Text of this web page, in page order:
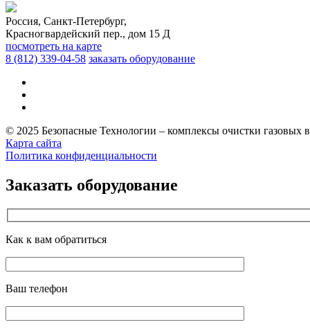
Россия, Санкт-Петербург,
Красногвардейский пер., дом 15 Д
посмотреть на карте
8 (812) 339-04-58 заказать оборудование
© 2025 Безопасные Технологии – комплексы очистки газовых
Карта сайта
Политика конфиденциальности
Заказать оборудование
Как к вам обратиться
Ваш телефон